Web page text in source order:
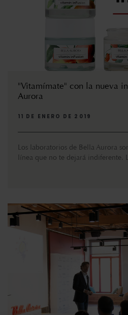
"Vitamímate" con la nueva
Aurora
11 DE ENERO DE 2019
Los laboratorios de Bella Aurora
línea que no te dejará indiferente.